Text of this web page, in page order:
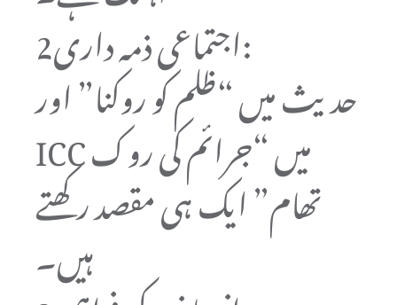
2اجتماعی ذمہ داری:
حدیث میں “ظلم کو روکنا” اور
ICC میں “جرائم کی روک
تھام” ایک ہی مقصد رکھتے
ہیں۔